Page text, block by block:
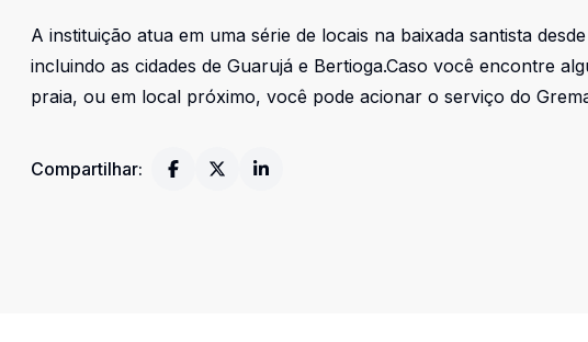
A instituição atua em uma série de locais na baixada santista
incluindo as cidades de Guarujá e Bertioga.Caso você encontre
praia, ou em local próximo, você pode acionar o serviço do
Compartilhar: